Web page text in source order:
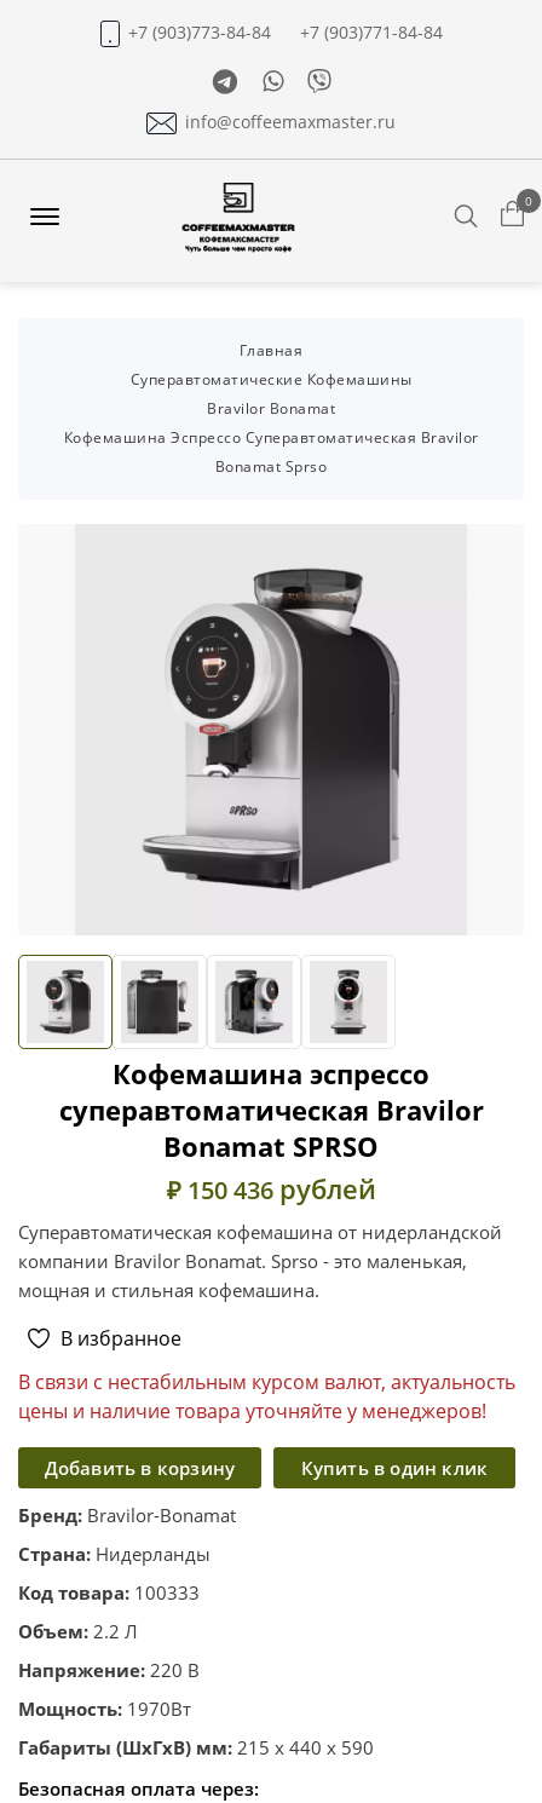
+7 (903)773-84-84
+7 (903)771-84-84
TelegramWhatsapp
Viber
info@coffeemaxmaster.ru
0
Главная
Суперавтоматические Кофемашины
Bravilor Bonamat
Кофемашина Эспрессо Суперавтоматическая Bravilor
Bonamat Sprso
Кофемашина эспрессо
суперавтоматическая Bravilor
Bonamat SPRSO
₽ 150 436 рублей
Суперавтоматическая кофемашина от нидерландской
компании Bravilor Bonamat. Sprso - это маленькая,
мощная и стильная кофемашина.
В избранное
В связи с нестабильным курсом валют, актуальность
цены и наличие товара уточняйте у менеджеров!
Добавить в корзину
Купить в один клик
Бренд: Bravilor-Bonamat
Страна: Нидерланды
Код товара: 100333
Объем: 2.2 Л
Напряжение: 220 В
Мощность: 1970Вт
Габариты (ШхГхВ) мм: 215 x 440 x 590
Безопасная оплата через: